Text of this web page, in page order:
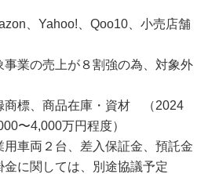
、Yahoo!、Qoo10、小売店舗
の売上が８割強の為、対象外
、商品在庫・資材 （2024
〜4,000万円程度）
両２台、差入保証金、預託金
関しては、別途協議予定